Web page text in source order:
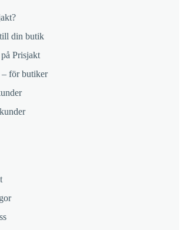
din butik
Prisjakt
för butiker